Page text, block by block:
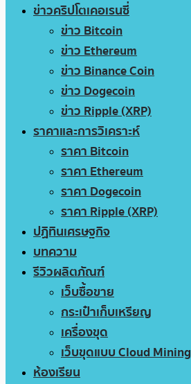
ข่าวคริปโตเคอเรนซี่
ข่าว Bitcoin
ข่าว Ethereum
ข่าว Binance Coin
ข่าว Dogecoin
ข่าว Ripple (XRP)
ราคาและการวิเคราะห์
ราคา Bitcoin
ราคา Ethereum
ราคา Dogecoin
ราคา Ripple (XRP)
ปฏิทินเศรษฐกิจ
บทความ
รีวิวผลิตภัณฑ์
เว็บซื้อขาย
กระเป๋าเก็บเหรียญ
เครื่องขุด
เว็บขุดแบบ Cloud Mining
ห้องเรียน